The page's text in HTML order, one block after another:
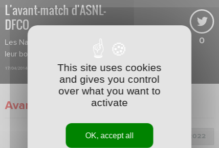
L'avant-match d'ASNL-
DFCO
Les Nancéiens veulent poursuivre
leur bonne série.
17/04/2014
0
Avant-Match
Choix de la saison :
This site uses cookies
and gives you control
over what you want to
activate
OK, accept all